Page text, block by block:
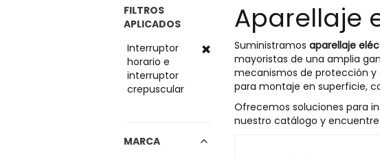
FILTROS
APLICADOS
Interruptor
horario e
interruptor
crepuscular
MARCA
Aparellaje
Suministramos aparellaje
mayoristas de una amplia
mecanismos de protección y
para montaje en superficie,
Ofrecemos soluciones para
nuestro catálogo y